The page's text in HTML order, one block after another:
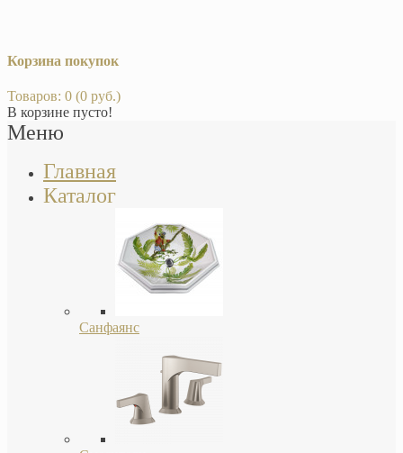
Корзина покупок
Товаров: 0 (0 руб.)
В корзине пусто!
Меню
Главная
Каталог
Санфаянс